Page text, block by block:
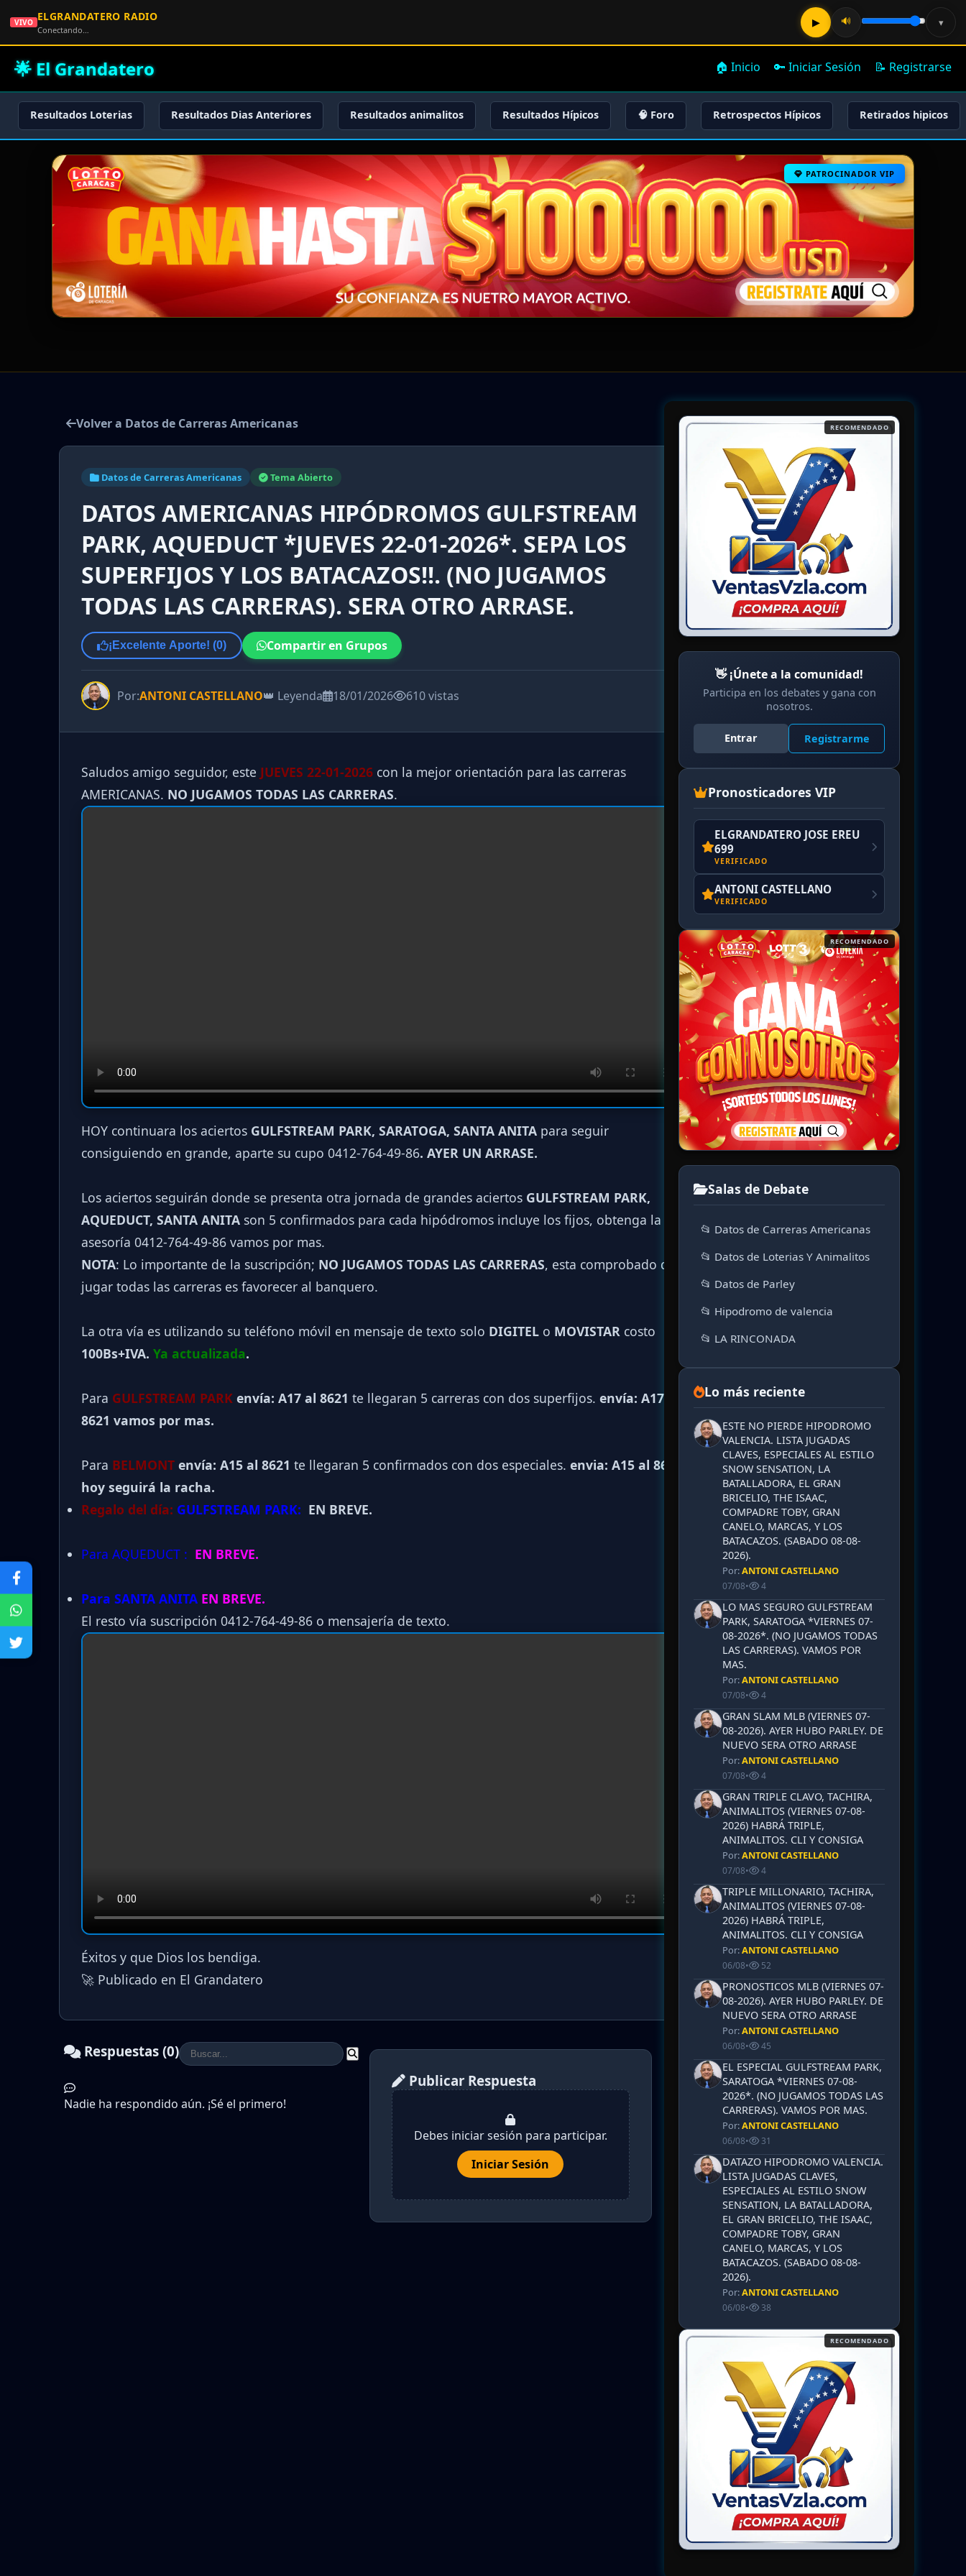
🌟 El Grandatero 🏠 Inicio 🔑 Iniciar Sesión 📝 Registrarse
Resultados Loterias Resultados Dias Anteriores Resultados animalitos Resultados Hípicos 🧠 Foro Retrospectos Hípicos Retirados hipicos
PATROCINADOR VIP
Volver a Datos de Carreras Americanas
Datos de Carreras Americanas Tema Abierto
DATOS AMERICANAS HIPÓDROMOS GULFSTREAM
PARK, AQUEDUCT *JUEVES 22-01-2026*. SEPA LOS
SUPERFIJOS Y LOS BATACAZOS!!. (NO JUGAMOS
TODAS LAS CARRERAS). SERA OTRO ARRASE.
¡Excelente Aporte! (0) Compartir en Grupos
Por:ANTONI CASTELLANO👑 Leyenda 18/01/2026 610 vistas
Saludos amigo seguidor, este JUEVES 22-01-2026 con la mejor orientación para las carreras
AMERICANAS. NO JUGAMOS TODAS LAS CARRERAS.
HOY continuara los aciertos GULFSTREAM PARK, SARATOGA, SANTA ANITA para seguir
consiguiendo en grande, aparte su cupo 0412-764-49-86. AYER UN ARRASE.
Los aciertos seguirán donde se presenta otra jornada de grandes aciertos GULFSTREAM PARK,
AQUEDUCT, SANTA ANITA son 5 confirmados para cada hipódromos incluye los fijos, obtenga la
asesoría 0412-764-49-86 vamos por mas.
NOTA: Lo importante de la suscripción; NO JUGAMOS TODAS LAS CARRERAS, esta comprobado que
jugar todas las carreras es favorecer al banquero.
La otra vía es utilizando su teléfono móvil en mensaje de texto solo DIGITEL o MOVISTAR costo
100Bs+IVA. Ya actualizada.
Para GULFSTREAM PARK envía: A17 al 8621 te llegaran 5 carreras con dos superfijos. envía: A17 al
8621 vamos por mas.
Para BELMONT envía: A15 al 8621 te llegaran 5 confirmados con dos especiales. envia: A15 al 8621
hoy seguirá la racha.
Regalo del día: GULFSTREAM PARK: EN BREVE.
Para AQUEDUCT : EN BREVE.
Para SANTA ANITA EN BREVE.
El resto vía suscripción 0412-764-49-86 o mensajería de texto.
Éxitos y que Dios los bendiga.
🚀 Publicado en El Grandatero
Respuestas (0)
Nadie ha respondido aún. ¡Sé el primero!
Publicar Respuesta
Debes iniciar sesión para participar.
Iniciar Sesión
RECOMENDADO
👋 ¡Únete a la comunidad!
Participa en los debates y gana con
nosotros.
Entrar Registrarme
Pronosticadores VIP
ELGRANDATERO JOSE EREU
699
VERIFICADO
ANTONI CASTELLANO
VERIFICADO
RECOMENDADO
Salas de Debate
📂 Datos de Carreras Americanas
📂 Datos de Loterias Y Animalitos
📂 Datos de Parley
📂 Hipodromo de valencia
📂 LA RINCONADA
Lo más reciente
ESTE NO PIERDE HIPODROMO
VALENCIA. LISTA JUGADAS
CLAVES, ESPECIALES AL ESTILO
SNOW SENSATION, LA
BATALLADORA, EL GRAN
BRICELIO, THE ISAAC,
COMPADRE TOBY, GRAN
CANELO, MARCAS, Y LOS
BATACAZOS. (SABADO 08-08-
2026).
Por:ANTONI CASTELLANO
07/08• 4
LO MAS SEGURO GULFSTREAM
PARK, SARATOGA *VIERNES 07-
08-2026*. (NO JUGAMOS TODAS
LAS CARRERAS). VAMOS POR
MAS.
Por:ANTONI CASTELLANO
07/08• 4
GRAN SLAM MLB (VIERNES 07-
08-2026). AYER HUBO PARLEY. DE
NUEVO SERA OTRO ARRASE
Por:ANTONI CASTELLANO
07/08• 4
GRAN TRIPLE CLAVO, TACHIRA,
ANIMALITOS (VIERNES 07-08-
2026) HABRÁ TRIPLE,
ANIMALITOS. CLI Y CONSIGA
Por:ANTONI CASTELLANO
07/08• 4
TRIPLE MILLONARIO, TACHIRA,
ANIMALITOS (VIERNES 07-08-
2026) HABRÁ TRIPLE,
ANIMALITOS. CLI Y CONSIGA
Por:ANTONI CASTELLANO
06/08• 52
PRONOSTICOS MLB (VIERNES 07-
08-2026). AYER HUBO PARLEY. DE
NUEVO SERA OTRO ARRASE
Por:ANTONI CASTELLANO
06/08• 45
EL ESPECIAL GULFSTREAM PARK,
SARATOGA *VIERNES 07-08-
2026*. (NO JUGAMOS TODAS LAS
CARRERAS). VAMOS POR MAS.
Por:ANTONI CASTELLANO
06/08• 31
DATAZO HIPODROMO VALENCIA.
LISTA JUGADAS CLAVES,
ESPECIALES AL ESTILO SNOW
SENSATION, LA BATALLADORA,
EL GRAN BRICELIO, THE ISAAC,
COMPADRE TOBY, GRAN
CANELO, MARCAS, Y LOS
BATACAZOS. (SABADO 08-08-
2026).
Por:ANTONI CASTELLANO
06/08• 38
RECOMENDADO
VIVO ELGRANDATERO RADIO
Conectando…
▶ 🔊 ▾